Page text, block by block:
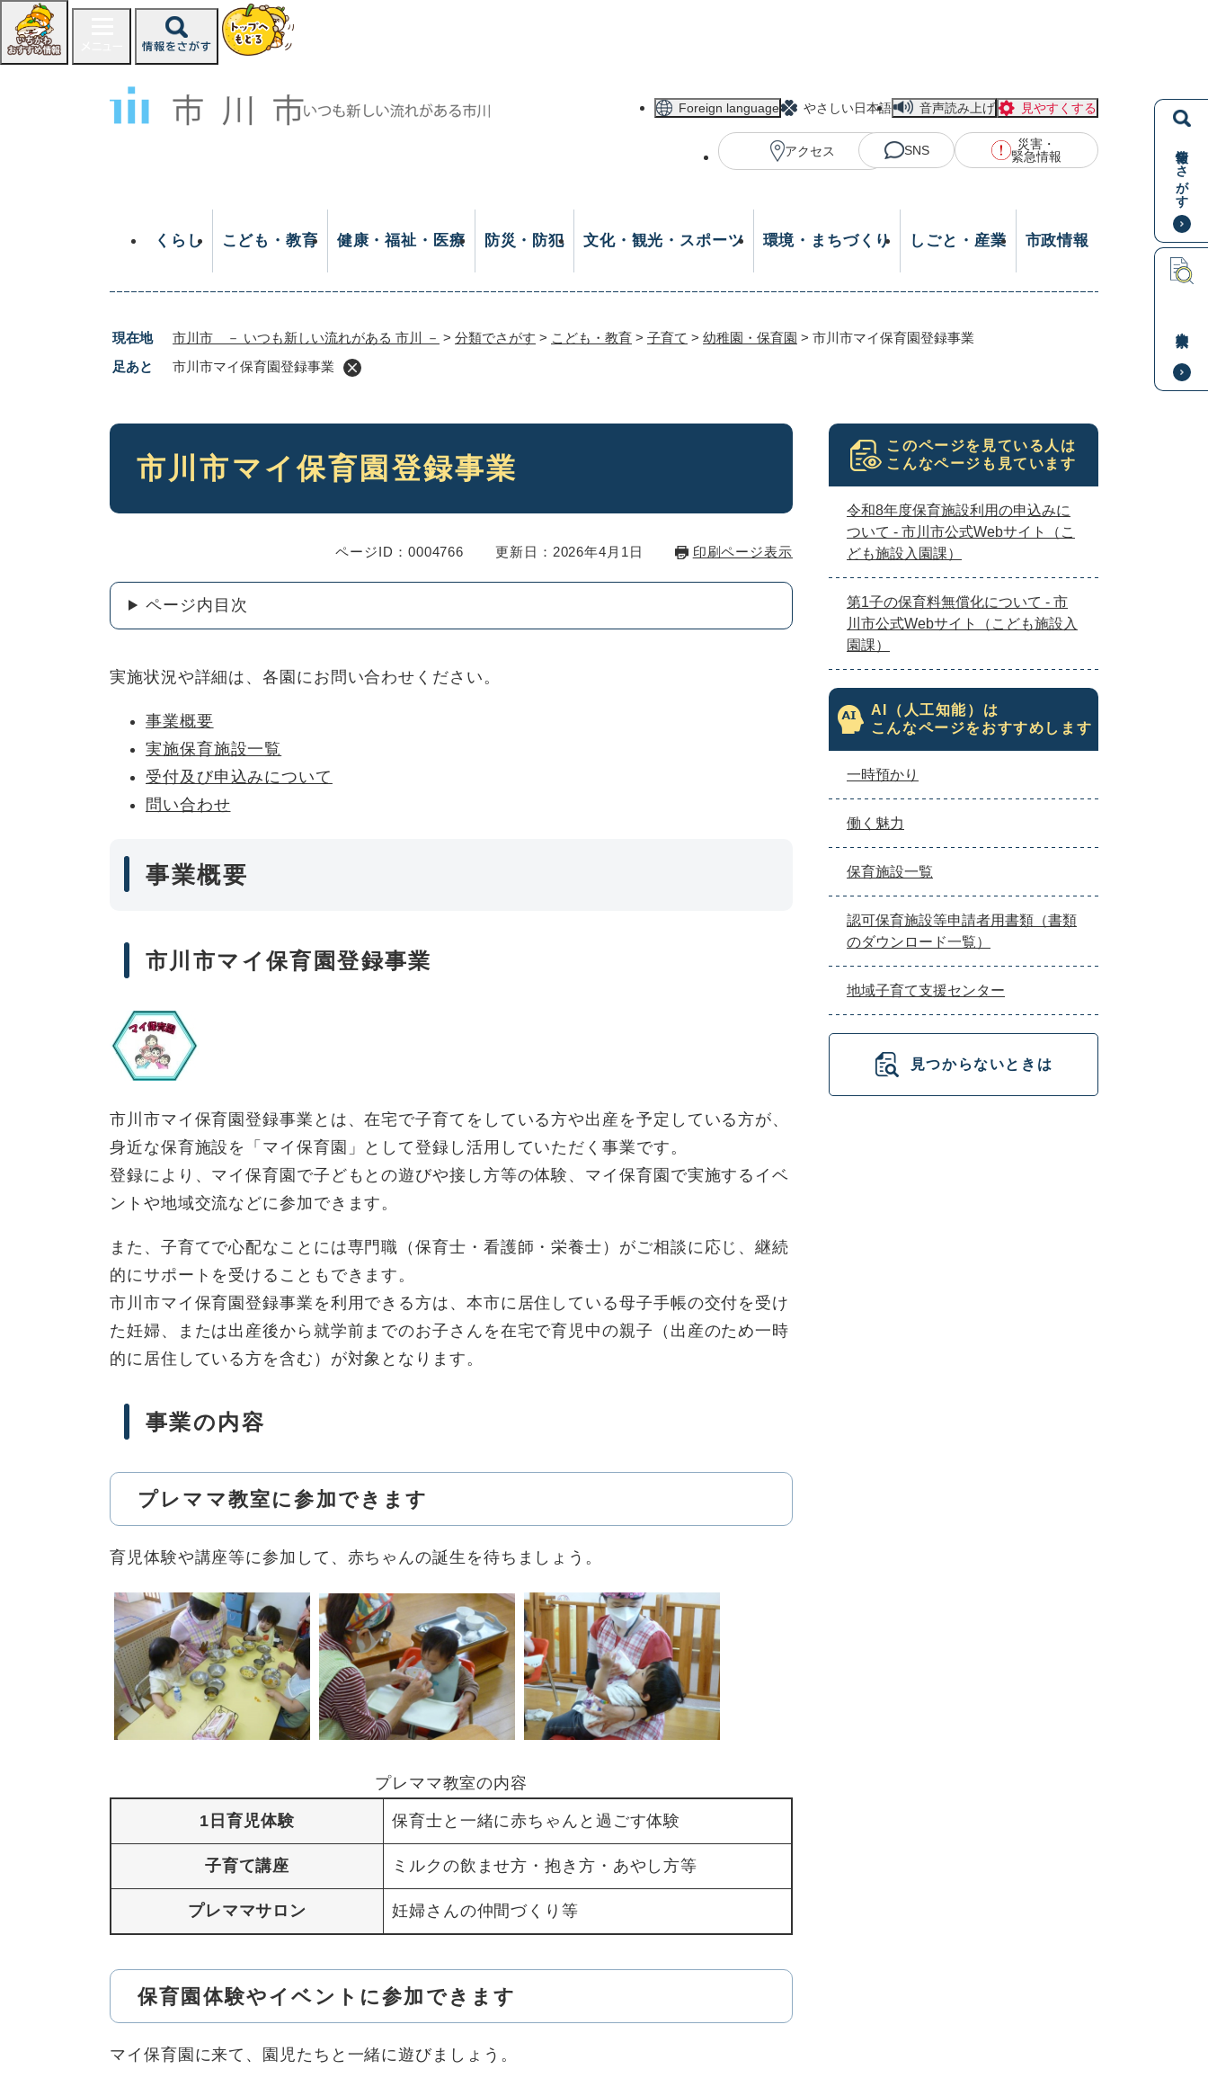
ジ
情報をさがす
Foreign language やさしい日本語 音声読み上げ 見やすくする
アクセス SNS
災害・
緊急情報
くらし こども・教育 健康・福祉・医療 防災・防犯 文化・観光・スポーツ 環境・まちづくり しごと・産業 市政情報
現在地 市川市 － いつも新しい流れがある 市川 － > 分類でさがす > こども・教育 > 子育て > 幼稚園・保育園 > 市川市マイ保育園登録事業
足あと
市川市マイ保育園登録事業
本
市川市マイ保育園登録事業
ページID：0004766 更新日：2026年4月1日 印刷ページ表示
ページ内目次
実施状況や詳細は、各園にお問い合わせください。
事業概要
実施保育施設一覧
受付及び申込みについて
問い合わせ
事業概要
市川市マイ保育園登録事業
市川市マイ保育園登録事業とは、在宅で子育てをしている方や出産を予定している方が、
身近な保育施設を「マイ保育園」として登録し活用していただく事業です。
登録により、マイ保育園で子どもとの遊びや接し方等の体験、マイ保育園で実施するイベ
ントや地域交流などに参加できます。
また、子育てで心配なことには専門職（保育士・看護師・栄養士）がご相談に応じ、継続
的にサポートを受けることもできます。
市川市マイ保育園登録事業を利用できる方は、本市に居住している母子手帳の交付を受け
た妊婦、または出産後から就学前までのお子さんを在宅で育児中の親子（出産のため一時
的に居住している方を含む）が対象となります。
事業の内容
プレママ教室に参加できます
育児体験や講座等に参加して、赤ちゃんの誕生を待ちましょう。
プレママ教室の内容
1日育児体験 保育士と一緒に赤ちゃんと過ごす体験
子育て講座 ミルクの飲ませ方・抱き方・あやし方等
プレママサロン 妊婦さんの仲間づくり等
保育園体験やイベントに参加できます
マイ保育園に来て、園児たちと一緒に遊びましょう。
このページを見ている人は
こんなページも見ています
令和8年度保育施設利用の申込みに
ついて - 市川市公式Webサイト（こ
ども施設入園課）
第1子の保育料無償化について - 市
川市公式Webサイト（こども施設入
園課）
AI（人工知能）は
こんなページをおすすめします
一時預かり
働く魅力
保育施設一覧
認可保育施設等申請者用書類（書類
のダウンロード一覧）
地域子育て支援センター
見つからないときは